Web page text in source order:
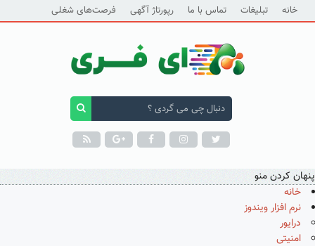
خانه تبلیغات تماس با ما رپورتاژ آگهی فرصت‌های شغلی
پنهان کردن منو
خانه
نرم افزار ویندوز
درایور
امنیتی